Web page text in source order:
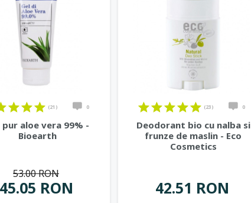
(21) 0
pur aloe vera 99% -
Bioearth
45.05 RON
53.00 RON
(23) 0
Deodorant bio cu nalba si
frunze de maslin - Eco
Cosmetics
42.51 RON